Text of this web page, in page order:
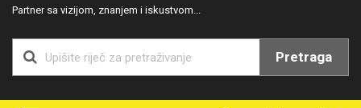
Partner sa vizijom, znanjem i iskustvom...
Pretraga